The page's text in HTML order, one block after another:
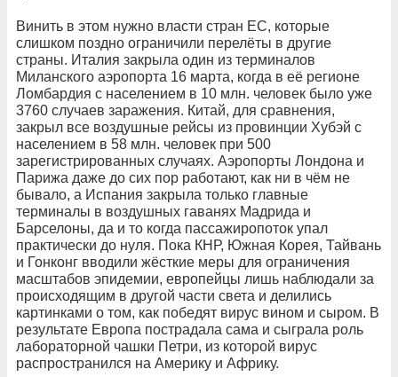
Винить в этом нужно власти стран ЕС, которые
слишком поздно ограничили перелёты в другие
страны. Италия закрыла один из терминалов
Миланского аэропорта 16 марта, когда в её регионе
Ломбардия с населением в 10 млн. человек было уже
3760 случаев заражения. Китай, для сравнения,
закрыл все воздушные рейсы из провинции Хубэй с
населением в 58 млн. человек при 500
зарегистрированных случаях. Аэропорты Лондона и
Парижа даже до сих пор работают, как ни в чём не
бывало, а Испания закрыла только главные
терминалы в воздушных гаванях Мадрида и
Барселоны, да и то когда пассажиропоток упал
практически до нуля. Пока КНР, Южная Корея, Тайвань
и Гонконг вводили жёсткие меры для ограничения
масштабов эпидемии, европейцы лишь наблюдали за
происходящим в другой части света и делились
картинками о том, как победят вирус вином и сыром. В
результате Европа пострадала сама и сыграла роль
лабораторной чашки Петри, из которой вирус
распространился на Америку и Африку.